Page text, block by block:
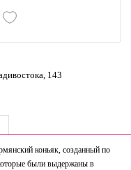
143
коньяк, созданный по
были выдержаны в